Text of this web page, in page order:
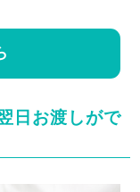
日お渡しがで